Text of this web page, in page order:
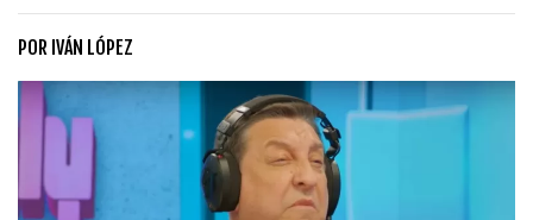
POR IVÁN LÓPEZ